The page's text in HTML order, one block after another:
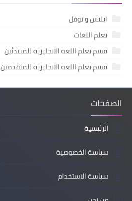
ايلتس و توفل
تعلم اللغات
قسم تعلم اللغة الانجليزية للمبتدئين
قسم تعلم اللغة الانجليزية للمتقدمين
الصفحات
الرئيسية
سياسة الخصوصية
سياسة الاستخدام